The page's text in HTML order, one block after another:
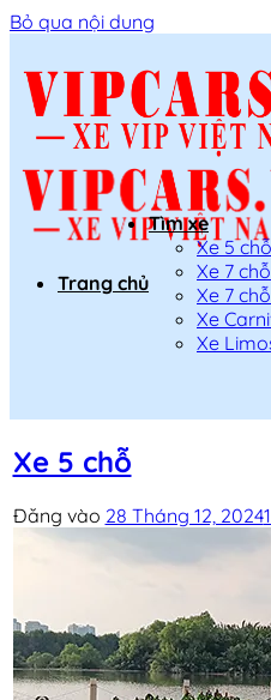
Bỏ qua nội dung
Trang chủ
Tìm xe
Xe 5 chỗ
Xe 7 chỗ
Xe 7
Xe
Xe
Xe 5 chỗ
Đăng vào 28 Tháng 12, 2024